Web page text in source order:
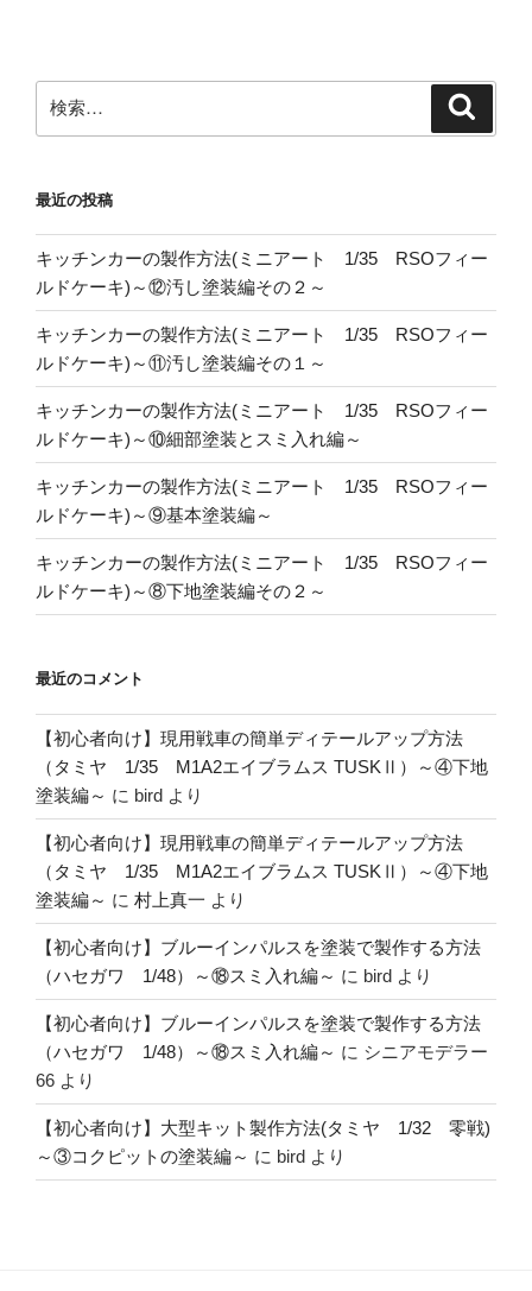
ー
シ
索:
最近の投稿
キッチンカーの製作方法(ミニアート 1/35 RSOフィー
ルドケーキ)～⑫汚し塗装編その２～
キッチンカーの製作方法(ミニアート 1/35 RSOフィー
ルドケーキ)～⑪汚し塗装編その１～
キッチンカーの製作方法(ミニアート 1/35 RSOフィー
ルドケーキ)～⑩細部塗装とスミ入れ編～
キッチンカーの製作方法(ミニアート 1/35 RSOフィー
ルドケーキ)～⑨基本塗装編～
キッチンカーの製作方法(ミニアート 1/35 RSOフィー
ルドケーキ)～⑧下地塗装編その２～
最近のコメント
【初心者向け】現用戦車の簡単ディテールアップ方法
（タミヤ 1/35 M1A2エイブラムス TUSKⅡ）～④下地
塗装編～ に bird より
【初心者向け】現用戦車の簡単ディテールアップ方法
（タミヤ 1/35 M1A2エイブラムス TUSKⅡ）～④下地
塗装編～ に 村上真一 より
【初心者向け】ブルーインパルスを塗装で製作する方法
（ハセガワ 1/48）～⑱スミ入れ編～ に bird より
【初心者向け】ブルーインパルスを塗装で製作する方法
（ハセガワ 1/48）～⑱スミ入れ編～ に シニアモデラー
66 より
【初心者向け】大型キット製作方法(タミヤ 1/32 零戦)
～③コクピットの塗装編～ に bird より